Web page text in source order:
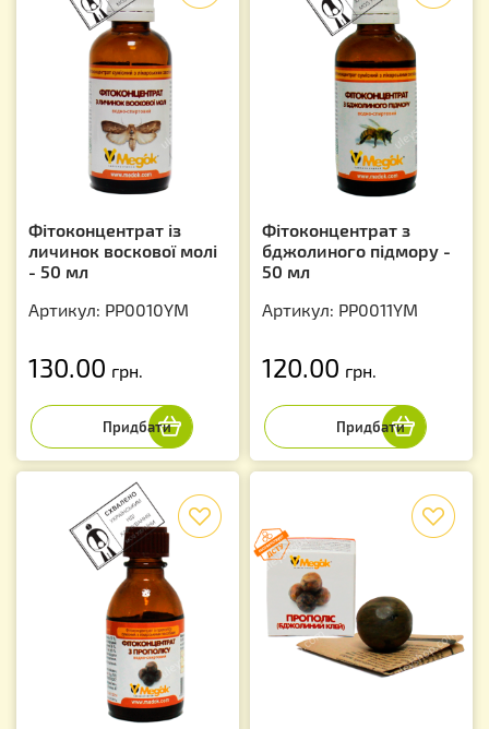
Фітоконцентрат із
личинок воскової молі
- 50 мл
Артикул: PP0010YM
130.00 грн.
Фітоконцентрат з
бджолиного підмору -
50 мл
Артикул: PP0011YM
120.00 грн.